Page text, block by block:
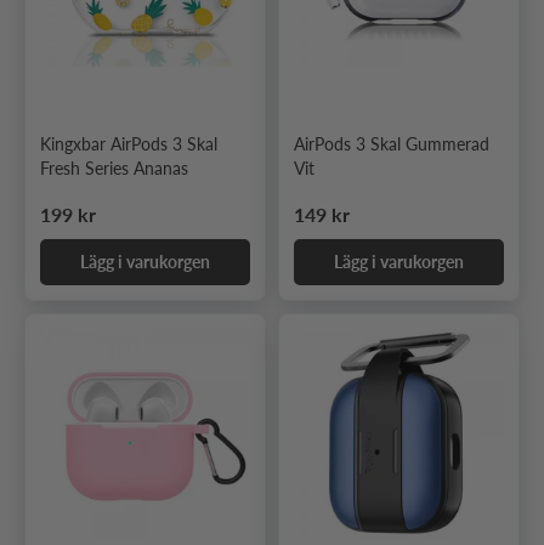
Kingxbar AirPods 3 Skal
Fresh Series Ananas
Ordinarie pris
199 kr
Lägg i varukorgen
AirPods 3 Skal Gummerad
Vit
Ordinarie pris
149 kr
Lägg i varukorgen